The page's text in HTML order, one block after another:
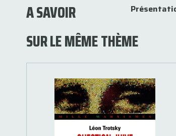
A SAVOIR
SUR LE MÊME THÈME